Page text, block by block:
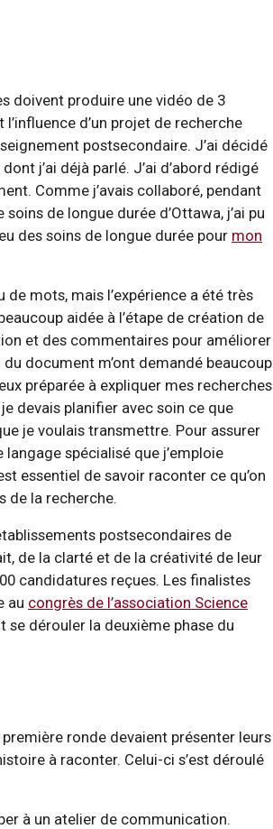
doivent produire une vidéo de 3
d’un projet de recherche
postsecondaire. J’ai décidé
j’ai déjà parlé. J’ai d’abord rédigé
Comme j’avais collaboré, pendant
de longue durée d’Ottawa, j’ai pu
des soins de longue durée pour mon
de mots, mais l’expérience a été très
aidée à l’étape de création de
et des commentaires pour améliorer
document m’ont demandé beaucoup
préparée à expliquer mes recherches
devais planifier avec soin ce que
je voulais transmettre. Pour assurer
spécialisé que j’emploie
essentiel de savoir raconter ce qu’on
de la recherche.
postsecondaires de
de la clarté et de la créativité de leur
candidatures reçues. Les finalistes
au congrès de l’association Science
se dérouler la deuxième phase du
ronde devaient présenter leurs
à raconter. Celui-ci s’est déroulé
à un atelier de communication.